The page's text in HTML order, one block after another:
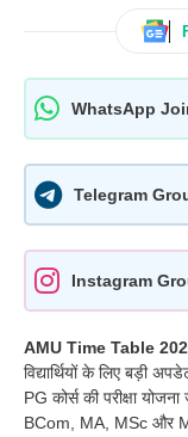
WhatsApp
Telegram
Instagram
AMU Time Table
विद्यार्थियों के लिए बड़ी
PG कोर्स की परीक्षा
BCom, MA, MSc और